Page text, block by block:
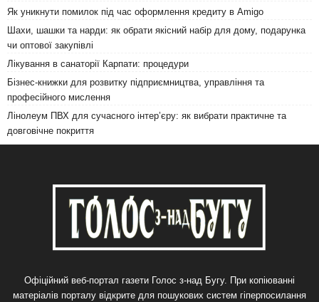
Як уникнути помилок під час оформлення кредиту в Amigo
Шахи, шашки та нарди: як обрати якісний набір для дому, подарунка
чи оптової закупівлі
Лікування в санаторії Карпати: процедури
Бізнес-книжки для розвитку підприємництва, управління та
професійного мислення
Лінолеум ПВХ для сучасного інтер’єру: як вибрати практичне та
довговічне покриття
Офіційний веб-портал газети Голос з-над Бугу. При копіюванні
матеріалів порталу відкрите для пошукових систем гіперпосилання